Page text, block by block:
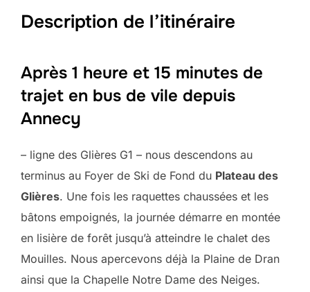
Description de l’itinéraire
Après 1 heure et 15 minutes de
trajet en bus de vile depuis
Annecy
– ligne des Glières G1 – nous descendons au
terminus au Foyer de Ski de Fond du Plateau des
Glières. Une fois les raquettes chaussées et les
bâtons empoignés, la journée démarre en montée
en lisière de forêt jusqu’à atteindre le chalet des
Mouilles. Nous apercevons déjà la Plaine de Dran
ainsi que la Chapelle Notre Dame des Neiges.